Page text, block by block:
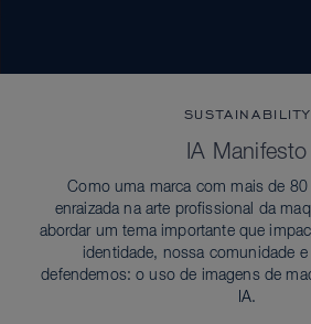
SUSTAINABILITY
IA Manifesto
Como uma marca com mais de
enraizada na arte profissional da
abordar um tema importante que
identidade, nossa comunidade
defendemos: o uso de imagens de
IA.